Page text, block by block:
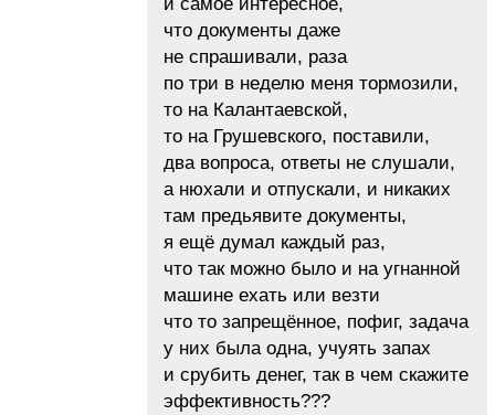
что документы даже
не спрашивали, раза
по три в неделю меня тормозили,
то на Калантаевской,
то на Грушевского, поставили,
два вопроса, ответы не слушали,
а нюхали и отпускали, и никаких
там предьявите документы,
я ещё думал каждый раз,
что так можно было и на угнанной
машине ехать или везти
что то запрещённое, пофиг, задача
у них была одна, учуять запах
и срубить денег, так в чем скажите
эффективность???